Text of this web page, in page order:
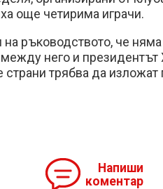
още четирима играчи.
ръководството, че
него и
страни трябва да
Напиши
коментар